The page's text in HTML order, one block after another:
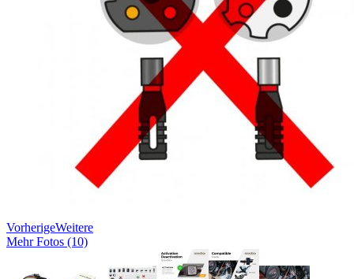
VorherigeWeitere
Mehr Fotos (10)